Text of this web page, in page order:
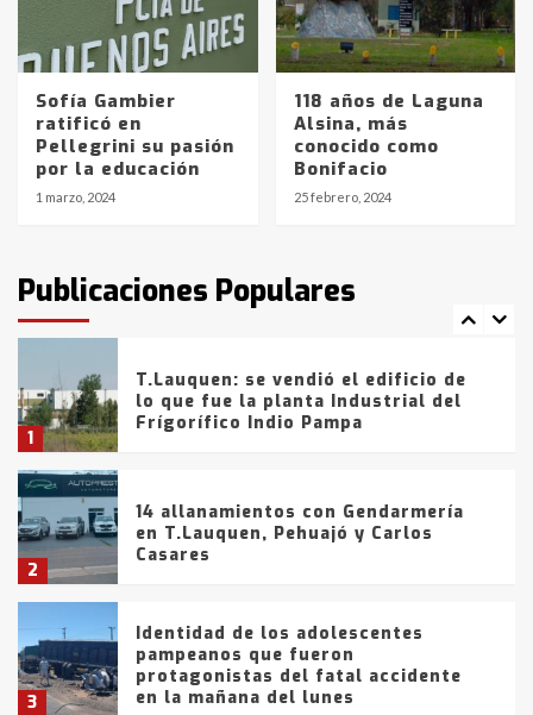
Sofía Gambier
ratificó en
Pellegrini su pasión
por la educación
1 marzo, 2024
118 años de Laguna
Alsina, más
conocido como
Bonifacio
25 febrero, 2024
Publicaciones Populares
La Pampa, desde YPF hasta Axion
entre 857 a 1338 pesos
6
La Bolsa de Cereales de Bahía
Blanca anticipa que Agosto vendrá
con lluvias y heladas, en gran parte
de la provincia
fueron detenidos por
comercialización de drogas en la
tarde del sábado
1
T.Lauquen: se vendió el edificio de
lo que fue la planta Industrial del
Frígorífico Indio Pampa
2
14 allanamientos con Gendarmería
en T.Lauquen, Pehuajó y Carlos
Casares
3
Identidad de los adolescentes
pampeanos que fueron
protagonistas del fatal accidente
en la mañana del lunes